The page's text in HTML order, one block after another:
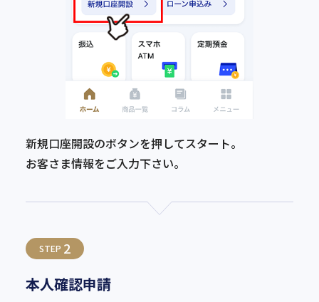
新規口座開設のボタンを押してスタート。
お客さま情報をご入力下さい。
STEP 2
本人確認申請